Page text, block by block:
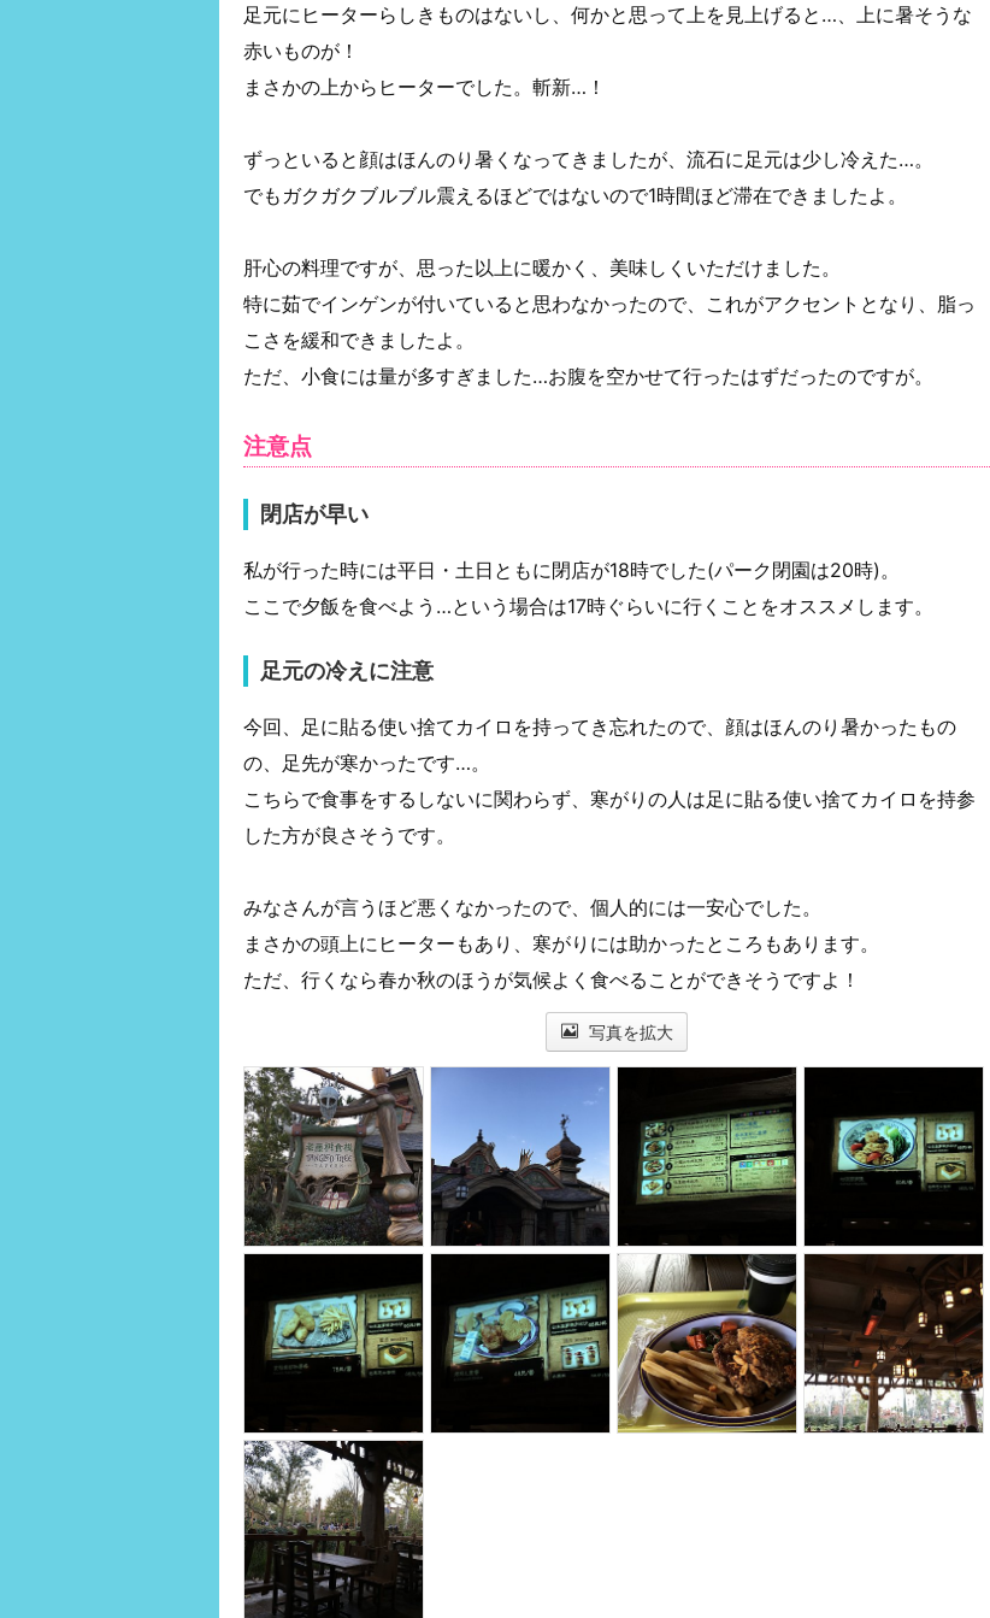
足元にヒーターらしきものはないし、何かと思って上を見上げると…、上に暑そうな
赤いものが！
まさかの上からヒーターでした。斬新…！
ずっといると顔はほんのり暑くなってきましたが、流石に足元は少し冷えた…。
でもガクガクブルブル震えるほどではないので1時間ほど滞在できましたよ。
肝心の料理ですが、思った以上に暖かく、美味しくいただけました。
特に茹でインゲンが付いていると思わなかったので、これがアクセントとなり、脂っ
こさを緩和できましたよ。
ただ、小食には量が多すぎました…お腹を空かせて行ったはずだったのですが。
注意点
閉店が早い
私が行った時には平日・土日ともに閉店が18時でした(パーク閉園は20時)。
ここで夕飯を食べよう…という場合は17時ぐらいに行くことをオススメします。
足元の冷えに注意
今回、足に貼る使い捨てカイロを持ってき忘れたので、顔はほんのり暑かったもの
の、足先が寒かったです…。
こちらで食事をするしないに関わらず、寒がりの人は足に貼る使い捨てカイロを持参
した方が良さそうです。
みなさんが言うほど悪くなかったので、個人的には一安心でした。
まさかの頭上にヒーターもあり、寒がりには助かったところもあります。
ただ、行くなら春か秋のほうが気候よく食べることができそうですよ！
写真を拡大